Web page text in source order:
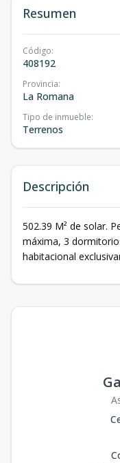
Resumen
Código:
408192
Provincia:
La Romana
Tipo de inmueble:
Terrenos
Descripción
502.39 M² de solar.
máxima, 3
habitacional